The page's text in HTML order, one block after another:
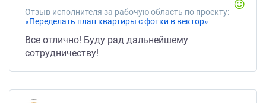
Отзыв исполнителя за рабочую область по проекту:
«Переделать план квартиры с фотки в вектор»
Все отлично! Буду рад дальнейшему
сотрудничеству!